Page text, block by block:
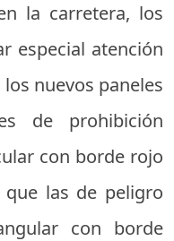
la carretera, los
especial atención
nuevos paneles
de prohibición
con borde rojo
las de peligro
con borde